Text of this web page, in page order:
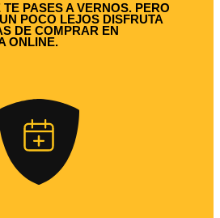
TE PASES A VERNOS. PERO
POCO LEJOS DISFRUTA
DE COMPRAR EN
ONLINE.